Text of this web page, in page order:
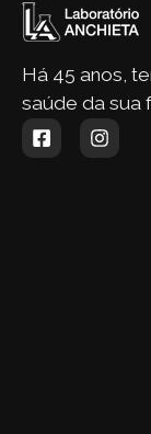
Há 45 anos,
saúde da sua